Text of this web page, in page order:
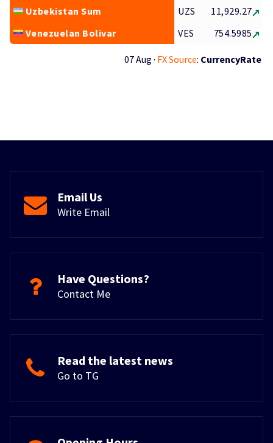
Uzbekistan Sum
UZS
11,929.27
Venezuelan Bolivar
VES 754.5985
07 Aug · FX Source: CurrencyRate
Email Us
Write Email
Have Questions?
Contact Me
Read the latest news
Go to TG